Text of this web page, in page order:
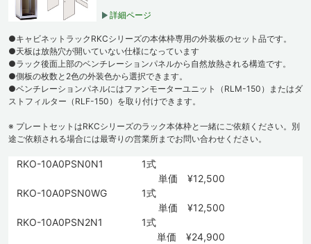
詳細ページ
●キャビネットラックRKCシリーズの本体枠専用の外装板のセット品です。
●天板は放熱穴が開いていない仕様になっています
●ラック後面上部のベンチレーションパネルから自然放熱される構造です。
●側板の枚数と2色の外装色から選択できます。
●ベンチレーションパネルにはファンモーターユニット（RLM-150）またはダ
ストフィルター（RLF-150）を取り付けできます。
※ プレートセットはRKCシリーズのラック本体枠と一緒にご依頼ください。別
途ご依頼される場合には最寄りの営業所までお問い合わせください。
RKO-10A0PSN0N1
1式
単価 ¥12,500
RKO-10A0PSN0WG
1式
単価 ¥12,500
RKO-10A0PSN2N1
1式
単価 ¥24,900